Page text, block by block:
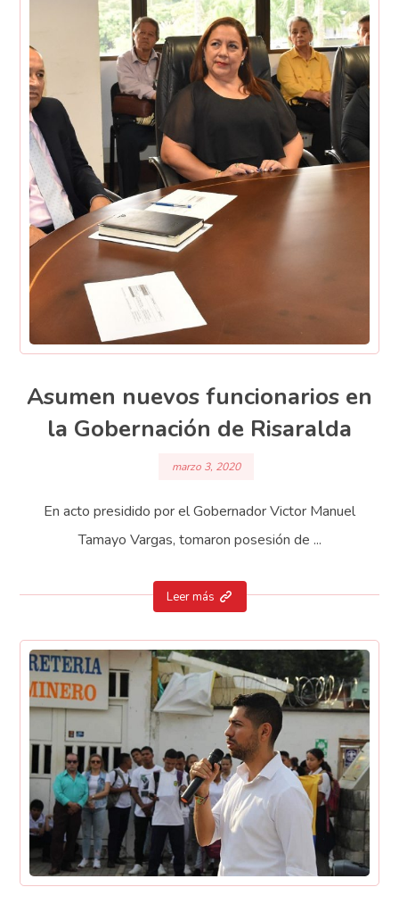
Asumen nuevos funcionarios en
la Gobernación de Risaralda
marzo 3, 2020
En acto presidido por el Gobernador Victor Manuel
Tamayo Vargas, tomaron posesión de ...
Leer más